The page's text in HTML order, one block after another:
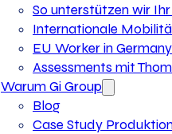
So unterstützen wir
Internationale
EU Worker in Germany
Assessments mit
Warum Gi Group
Blog
Case Study